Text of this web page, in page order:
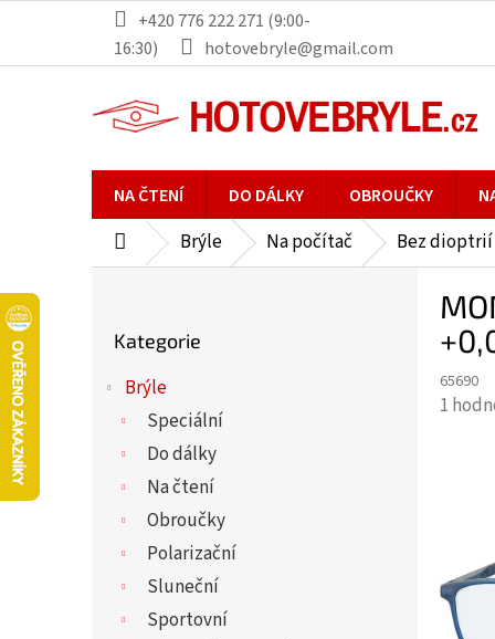
obsah
+420 776 222 271 (9:00-
16:30)
hotovebryle@gmail.com
NA ČTENÍ DO DÁLKY OBROUČKY
DomůBrýle Na počítač Bez dioptrií
kategorie
Kategorie
Brýle
Speciální
Do dálky
Na čtení
Obroučky
Polarizační
Sluneční
Sportovní
65690
1